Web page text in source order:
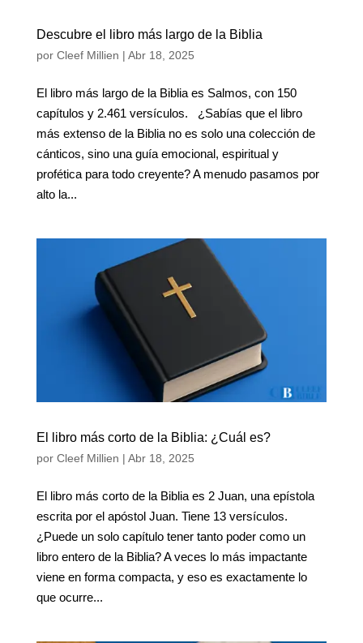
Descubre el libro más largo de la Biblia
por Cleef Millien | Abr 18, 2025
El libro más largo de la Biblia es Salmos, con 150
capítulos y 2.461 versículos. ¿Sabías que el libro
más extenso de la Biblia no es solo una colección de
cánticos, sino una guía emocional, espiritual y
profética para todo creyente? A menudo pasamos por
alto la...
El libro más corto de la Biblia: ¿Cuál es?
por Cleef Millien | Abr 18, 2025
El libro más corto de la Biblia es 2 Juan, una epístola
escrita por el apóstol Juan. Tiene 13 versículos.
¿Puede un solo capítulo tener tanto poder como un
libro entero de la Biblia? A veces lo más impactante
viene en forma compacta, y eso es exactamente lo
que ocurre...